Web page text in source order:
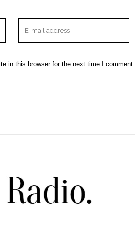
in this browser for the next time I comment.